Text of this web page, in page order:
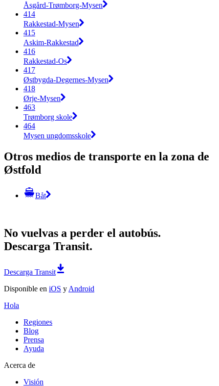
Åsgård-Trømborg-Mysen
414
Rakkestad-Mysen
415
Askim-Rakkestad
416
Rakkestad-Os
417
Østbygda-Degernes-Mysen
418
Ørje-Mysen
463
Trømborg skole
464
Mysen ungdomsskole
Otros medios de transporte en la zona de
Østfold
Båt
No vuelvas a perder el autobús.
Descarga Transit.
Descarga Transit
Disponible en iOS y Android
Hola
Regiones
Blog
Prensa
Ayuda
Acerca de
Visión